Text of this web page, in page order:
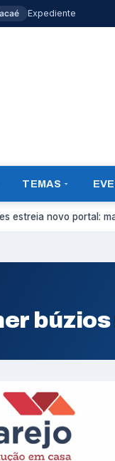
Expediente
TEMAS
estreia novo portal:
búzios